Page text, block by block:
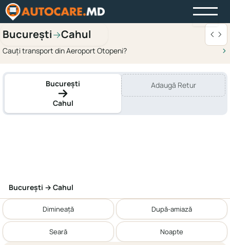
București→Cahul
Cauți transport din Aeroport Otopeni?
București
Cahul
Adaugă Retur
București → Cahul
Dimineață După-amiază
Seară Noapte